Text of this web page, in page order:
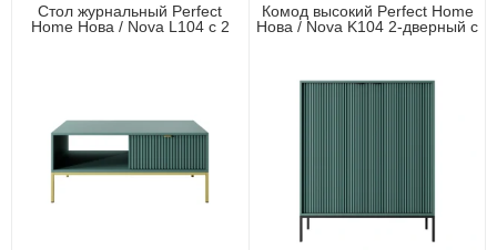
Стол журнальный Perfect
Home Нова / Nova L104 с 2
Комод высокий Perfect Home
Нова / Nova K104 2-дверный с